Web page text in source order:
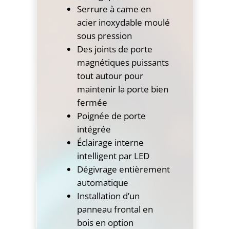
Serrure à came en
acier inoxydable moulé
sous pression
Des joints de porte
magnétiques puissants
tout autour pour
maintenir la porte bien
fermée
Poignée de porte
intégrée
Éclairage interne
intelligent par LED
Dégivrage entièrement
automatique
Installation d’un
panneau frontal en
bois en option